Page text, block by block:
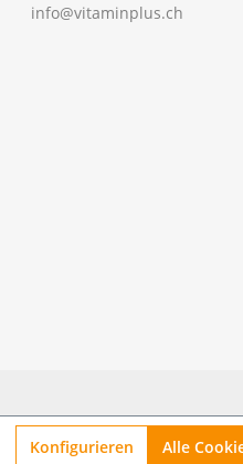
info@vitaminplus.ch
Konfigurieren Alle